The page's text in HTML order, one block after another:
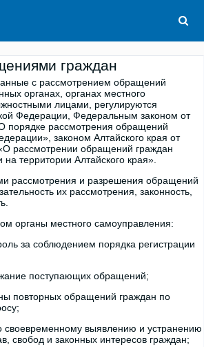
граждан
с рассмотрением обращений
органах, органах местного
лицами, регулируются
Федерации, Федеральным законом от
рассмотрения обращений
законом Алтайского края от
рассмотрении обращений граждан
территории Алтайского края».
рассмотрения и разрешения обращений
их рассмотрения, законность,
органы местного самоуправления:
за соблюдением порядка регистрации
поступающих обращений;
повторных обращений граждан по
выявлению и устранению
свобод и законных интересов граждан;